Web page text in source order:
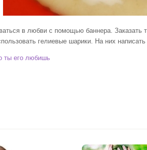
в любви с помощью баннера. Заказать
гелиевые шарики. На них
ты его любишь